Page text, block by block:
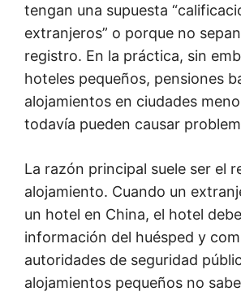
tengan una supuesta
extranjeros” o porque no
registro. En la práctica, sin
hoteles pequeños, pensiones
alojamientos en ciudades
todavía pueden causar
La razón principal suele ser el
alojamiento. Cuando un
un hotel en China, el hotel
información del huésped y
autoridades de seguridad
alojamientos pequeños no